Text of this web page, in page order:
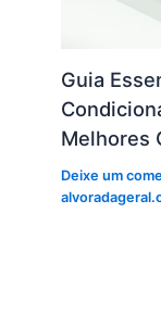
Guia
Melhores
Deixe um